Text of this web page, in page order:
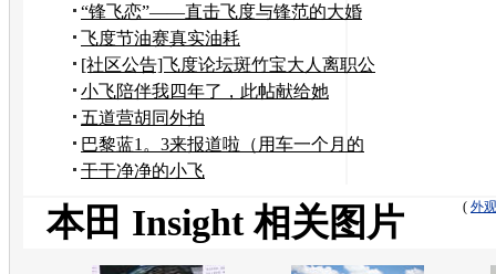
一班论坛斑竹
“锋飞恋”——直击飞度与锋范的大婚
飞度节油赛真实油耗
[社区公告]飞度论坛斑竹宝大人离职公
告
小飞陪伴我四年了，此帖献给她
五道营胡同外拍
巴黎蓝1。3来报道啦（用车一个月的
感受）
干干净净的小飞
( 外观
本田 Insight 相关图片